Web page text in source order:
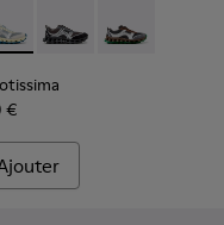
marron en matières
010
K101109-006- K101134-001
Pelotissima -Pelotissima -
€